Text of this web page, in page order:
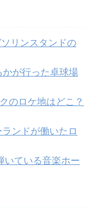
リンスタンドの
が行った卓球場
のロケ地はどこ？
ンドが働いたロ
いている音楽ホー